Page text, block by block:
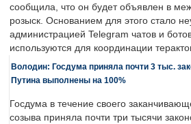
сообщила, что он будет объявлен в
розыск. Основанием для этого стало
администрацией Telegram чатов и
используются для координации
Володин: Госдума приняла почти 3 тыс.
Путина выполнены на 100%
Госдума в течение своего
созыва приняла почти три тысячи